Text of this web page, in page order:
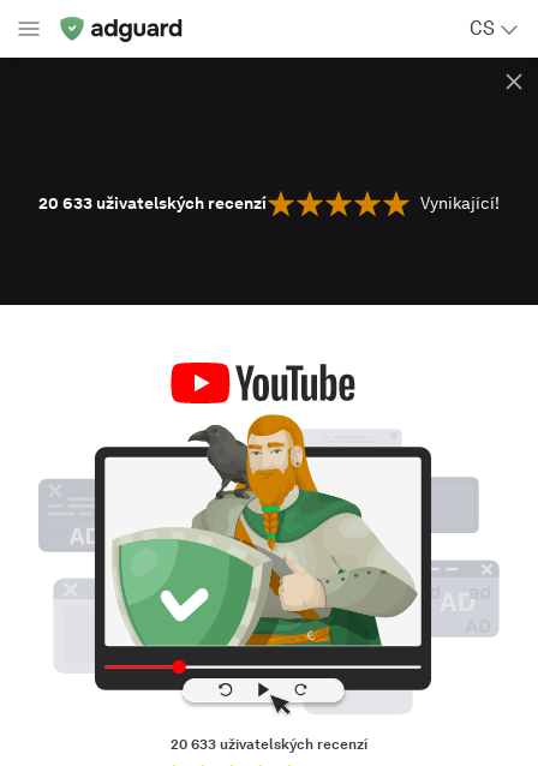
CS
20 633 uživatelských recenzí Vynikající!
20 633 uživatelských recenzí